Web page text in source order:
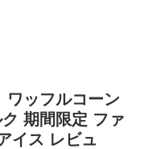
ワッフルコーン
期間限定 ファ
イス レビュ